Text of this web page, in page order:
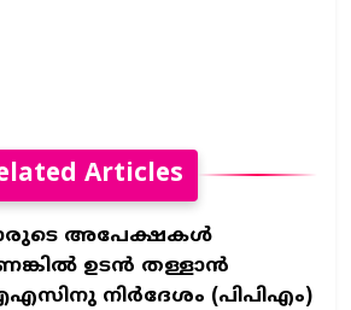
Articles
അപേക്ഷകൾ
ഉടൻ തള്ളാൻ
നിർദേശം (പിപിഎം)